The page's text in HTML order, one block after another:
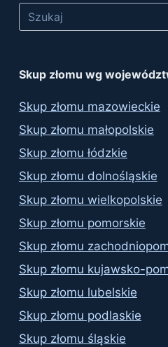
Skup złomu wg
Skup złomu mazowieckie
Skup złomu małopolskie
Skup złomu łódzkie
Skup złomu dolnośląskie
Skup złomu wielkopolskie
Skup złomu pomorskie
Skup złomu
Skup złomu kujawsko-
Skup złomu lubelskie
Skup złomu podlaskie
Skup złomu śląskie